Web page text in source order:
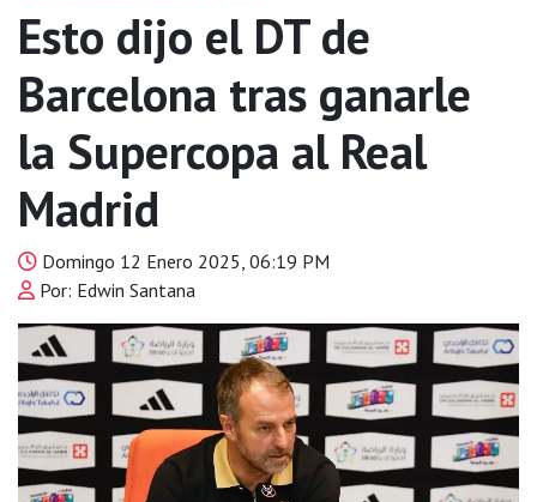
Esto dijo el DT de
Barcelona tras ganarle
la Supercopa al Real
Madrid
Domingo 12 Enero 2025, 06:19 PM
Por: Edwin Santana